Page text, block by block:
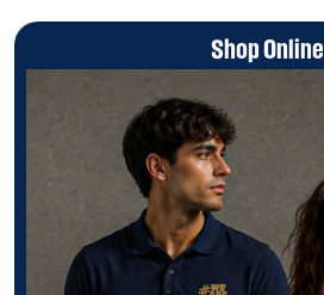
Shop Online